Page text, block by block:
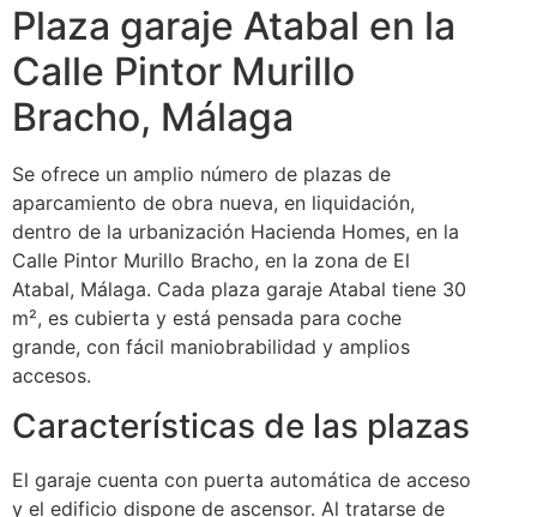
Plaza garaje Atabal en la
Calle Pintor Murillo
Bracho, Málaga
Se ofrece un amplio número de plazas de
aparcamiento de obra nueva, en liquidación,
dentro de la urbanización Hacienda Homes, en la
Calle Pintor Murillo Bracho, en la zona de El
Atabal, Málaga. Cada plaza garaje Atabal tiene 30
m², es cubierta y está pensada para coche
grande, con fácil maniobrabilidad y amplios
accesos.
Características de las plazas
El garaje cuenta con puerta automática de acceso
y el edificio dispone de ascensor. Al tratarse de